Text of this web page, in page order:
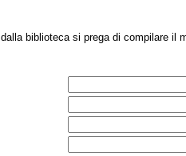
dalla biblioteca si prega di compilare il